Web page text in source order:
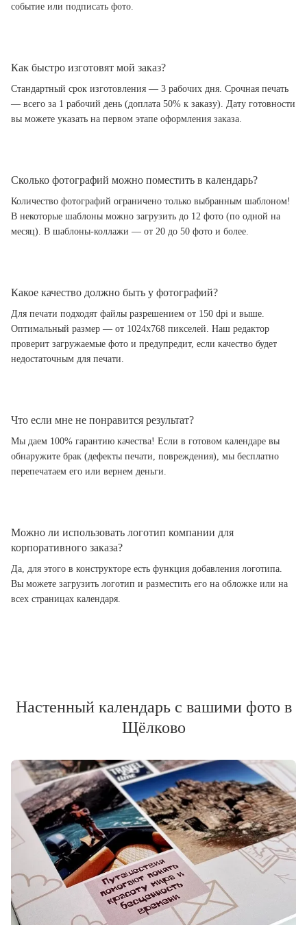
событие или подписать фото.
Как быстро изготовят мой заказ?
Стандартный срок изготовления — 3 рабочих дня. Срочная печать
— всего за 1 рабочий день (доплата 50% к заказу). Дату готовности
вы можете указать на первом этапе оформления заказа.
Сколько фотографий можно поместить в календарь?
Количество фотографий ограничено только выбранным шаблоном!
В некоторые шаблоны можно загрузить до 12 фото (по одной на
месяц). В шаблоны-коллажи — от 20 до 50 фото и более.
Какое качество должно быть у фотографий?
Для печати подходят файлы разрешением от 150 dpi и выше.
Оптимальный размер — от 1024x768 пикселей. Наш редактор
проверит загружаемые фото и предупредит, если качество будет
недостаточным для печати.
Что если мне не понравится результат?
Мы даем 100% гарантию качества! Если в готовом календаре вы
обнаружите брак (дефекты печати, повреждения), мы бесплатно
перепечатаем его или вернем деньги.
Можно ли использовать логотип компании для
корпоративного заказа?
Да, для этого в конструкторе есть функция добавления логотипа.
Вы можете загрузить логотип и разместить его на обложке или на
всех страницах календаря.
Настенный календарь с вашими фото в
Щёлково